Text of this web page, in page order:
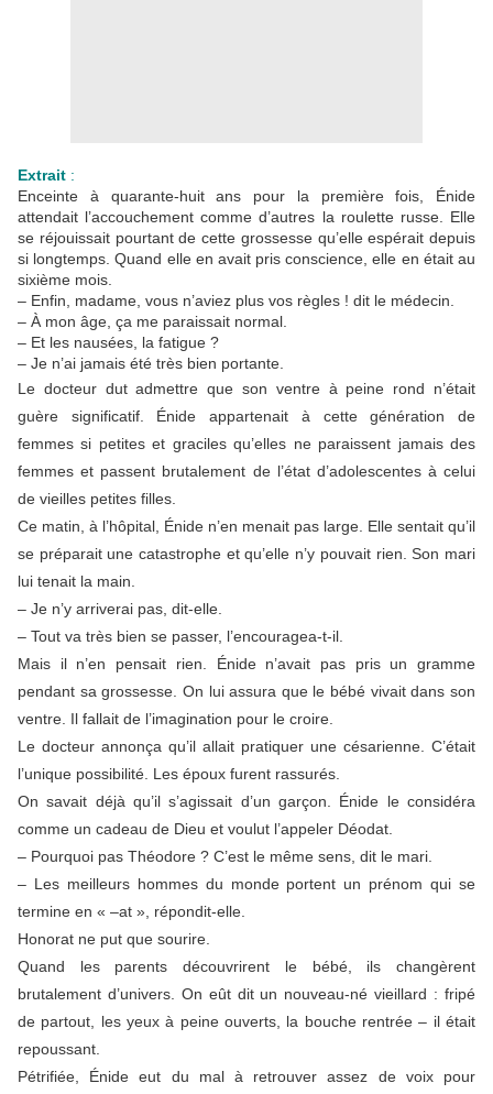
Extrait :
Enceinte à quarante-huit ans pour la première fois, Énide
attendait l’accouchement comme d’autres la roulette russe. Elle
se réjouissait pourtant de cette grossesse qu’elle espérait depuis
si longtemps. Quand elle en avait pris conscience, elle en était au
sixième mois.
– Enfin, madame, vous n’aviez plus vos règles ! dit le médecin.
– À mon âge, ça me paraissait normal.
– Et les nausées, la fatigue ?
– Je n’ai jamais été très bien portante.
Le docteur dut admettre que son ventre à peine rond n’était
guère significatif. Énide appartenait à cette génération de
femmes si petites et graciles qu’elles ne paraissent jamais des
femmes et passent brutalement de l’état d’adolescentes à celui
de vieilles petites filles.
Ce matin, à l’hôpital, Énide n’en menait pas large. Elle sentait qu’il
se préparait une catastrophe et qu’elle n’y pouvait rien. Son mari
lui tenait la main.
– Je n’y arriverai pas, dit-elle.
– Tout va très bien se passer, l’encouragea-t-il.
Mais il n’en pensait rien. Énide n’avait pas pris un gramme
pendant sa grossesse. On lui assura que le bébé vivait dans son
ventre. Il fallait de l’imagination pour le croire.
Le docteur annonça qu’il allait pratiquer une césarienne. C’était
l’unique possibilité. Les époux furent rassurés.
On savait déjà qu’il s’agissait d’un garçon. Énide le considéra
comme un cadeau de Dieu et voulut l’appeler Déodat.
– Pourquoi pas Théodore ? C’est le même sens, dit le mari.
– Les meilleurs hommes du monde portent un prénom qui se
termine en « –at », répondit-elle.
Honorat ne put que sourire.
Quand les parents découvrirent le bébé, ils changèrent
brutalement d’univers. On eût dit un nouveau-né vieillard : fripé
de partout, les yeux à peine ouverts, la bouche rentrée – il était
repoussant.
Pétrifiée, Énide eut du mal à retrouver assez de voix pour